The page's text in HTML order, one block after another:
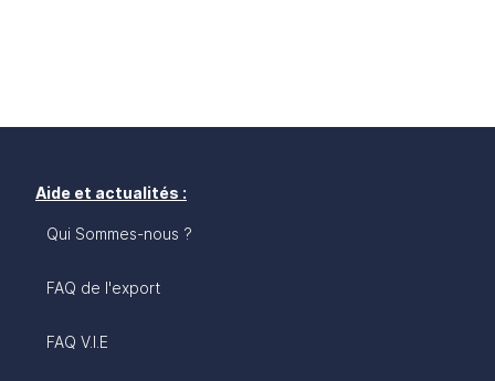
Aide et actualités :
Qui Sommes-nous ?
FAQ de l'export
FAQ V.I.E